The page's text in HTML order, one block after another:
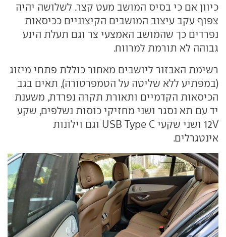
כיוון אם כי בסיס המושב מעט קצר. לשלושה יהיה
צפוף עקב עיצוב המושבים הקיצוניים ככיסאות
נפרדים כך שהמושב האמצעי צר וגם תעלת הינע
גבוהה לא תורמת למרווח.
רשימת האבזור ליושבים מאחור כוללת פתחי מיזוג
(במפתיע ללא שליטה על הטמפרטורה), תאים בגב
הכיסאות הקדמיים ותאורת תקרה נפרדת, משענת
יד עם תא נסגר ושני מחזיקי כוסות נשלפים, שקע
12V ושני שקעי USB Type C וגם וילונות
אינטגרלים.